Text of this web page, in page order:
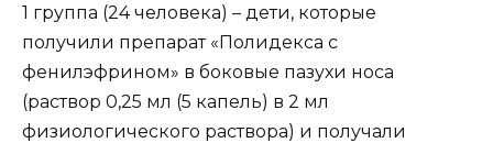
1 группа (24 человека) – дети, которые
получили препарат «Полидекса с
фенилэфрином» в боковые пазухи носа
(раствор 0,25 мл (5 капель) в 2 мл
физиологического раствора) и получали